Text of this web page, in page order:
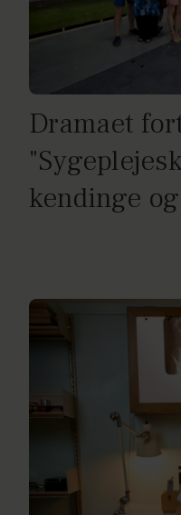
Dramaet
kendinge